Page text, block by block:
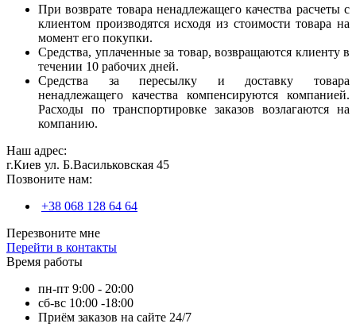
При возврате товара ненадлежащего качества расчеты с
клиентом производятся исходя из стоимости товара на
момент его покупки.
Средства, уплаченные за товар, возвращаются клиенту в
течении 10 рабочих дней.
Средства за пересылку и доставку товара
ненадлежащего качества компенсируются компанией.
Расходы по транспортировке заказов возлагаются на
компанию.
Наш адрес:
г.Киев ул. Б.Васильковская 45
Позвоните нам:
+38 068 128 64 64
Перезвоните мне
Перейти в контакты
Время работы
пн-пт 9:00 - 20:00
сб-вс 10:00 -18:00
Приём заказов на сайте 24/7